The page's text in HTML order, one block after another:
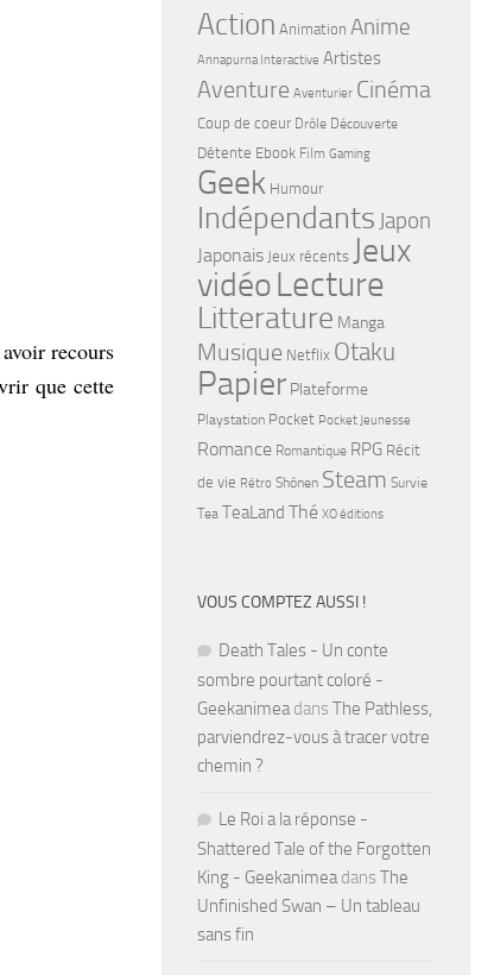
recours
que cette
Action Animation Anime
Annapurna Interactive Artistes
Aventure Aventurier Cinéma
Coup de coeur Drôle Découverte
Détente Ebook Film Gaming
Geek Humour
Indépendants Japon
Japonais Jeux récents Jeux
vidéoLecture
Litterature Manga
Musique Netflix Otaku
Papier Plateforme
Playstation Pocket Pocket Jeunesse
Romance Romantique RPG Récit
de vie Rétro Shônen Steam Survie
Tea TeaLand Thé XO éditions
VOUS COMPTEZ AUSSI !
Death Tales - Un conte
sombre pourtant coloré -
Geekanimeadans The Pathless,
parviendrez-vous à tracer votre
chemin ?
Le Roi a la réponse -
Shattered Tale of the Forgotten
King - Geekanimeadans The
Unfinished Swan – Un tableau
sans fin